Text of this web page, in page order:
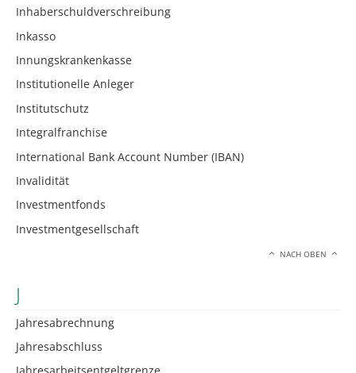
Inhaberschuldverschreibung
Inkasso
Innungskrankenkasse
Institutionelle Anleger
Institutschutz
Integralfranchise
International Bank Account Number (IBAN)
Invalidität
Investmentfonds
Investmentgesellschaft
NACH OBEN
J
Jahresabrechnung
Jahresabschluss